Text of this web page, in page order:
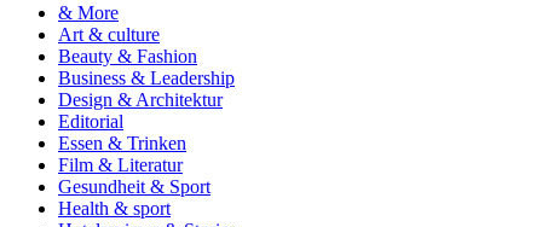
& More
Art & culture
Beauty & Fashion
Business & Leadership
Design & Architektur
Editorial
Essen & Trinken
Film & Literatur
Gesundheit & Sport
Health & sport